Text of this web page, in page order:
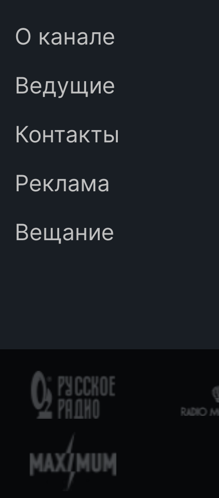
О канале
Ведущие
Контакты
Реклама
Вещание